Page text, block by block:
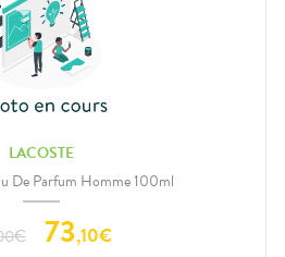
LACOSTE
De Parfum Homme 100ml
€ 73,10€